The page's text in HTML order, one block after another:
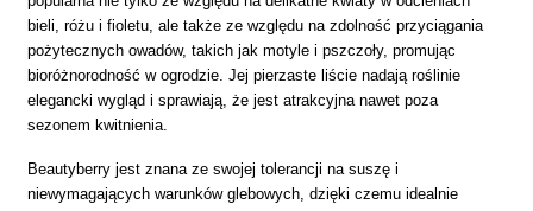
bieli, różu i fioletu, ale także ze względu na zdolność przyciągania
pożytecznych owadów, takich jak motyle i pszczoły, promując
bioróżnorodność w ogrodzie. Jej pierzaste liście nadają roślinie
elegancki wygląd i sprawiają, że jest atrakcyjna nawet poza
sezonem kwitnienia.
Beautyberry jest znana ze swojej tolerancji na suszę i
niewymagających warunków glebowych, dzięki czemu idealnie